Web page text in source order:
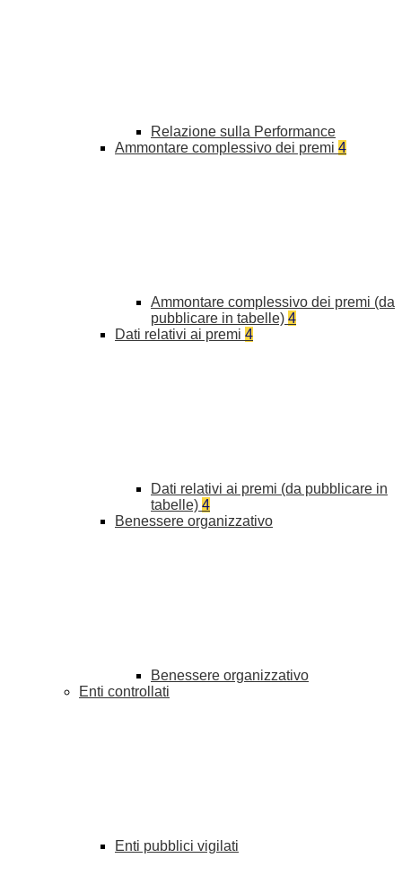
Relazione sulla Performance
Ammontare complessivo dei premi 4
Ammontare complessivo dei premi (da
pubblicare in tabelle) 4
Dati relativi ai premi 4
Dati relativi ai premi (da pubblicare in
tabelle) 4
Benessere organizzativo
Benessere organizzativo
Enti controllati
Enti pubblici vigilati